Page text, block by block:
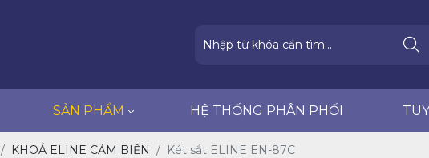
SẢN PHẨM HỆ THỐNG PHÂN PHỐI
KHOÁ ELINE CẢM BIẾN Két sắt ELINE EN-87C